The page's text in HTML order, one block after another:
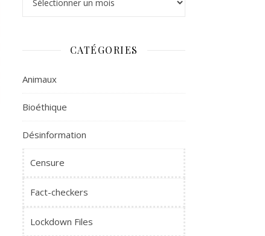
CATÉGORIES
Animaux
Bioéthique
Désinformation
Censure
Fact-checkers
Lockdown Files